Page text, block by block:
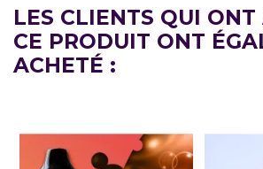
LES CLIENTS QUI ONT
CE PRODUIT ONT
ACHETÉ :